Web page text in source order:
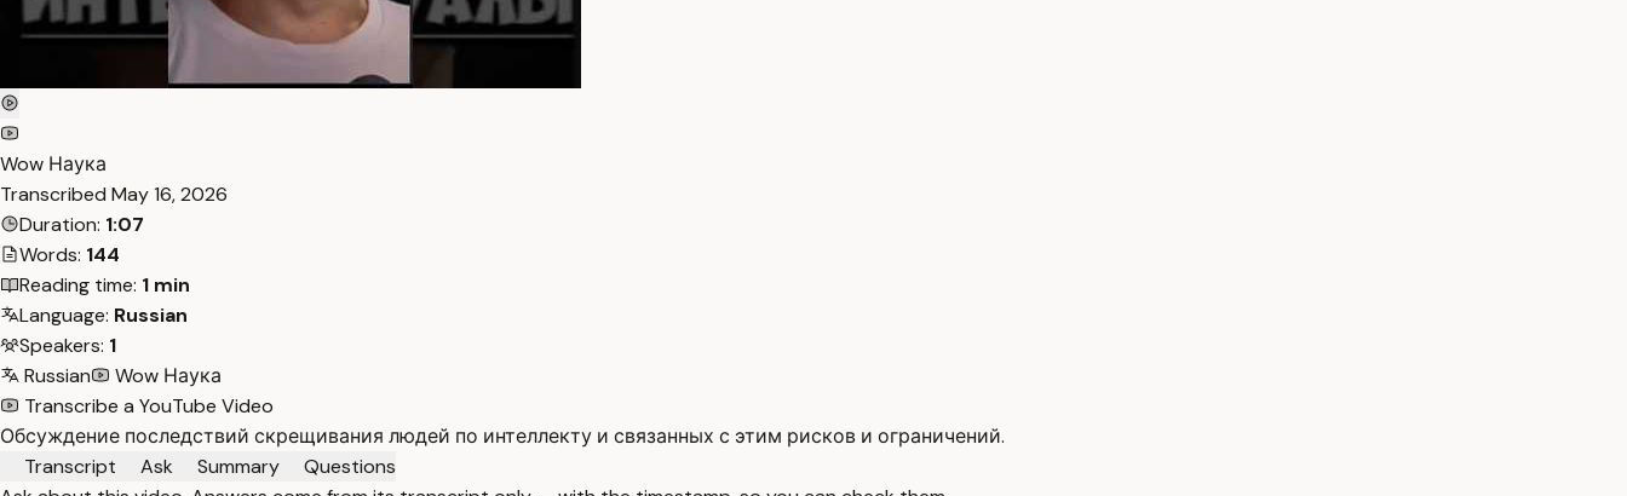
Wow Наука
Transcribed May 16, 2026
Duration: 1:07
Words: 144
Reading time: 1 min
Language: Russian
Speakers: 1
Russian
Wow Наука
Transcribe a YouTube Video
Обсуждение последствий скрещивания людей по интеллекту и связанных с этим рисков и ограничений.
Transcript
Ask Summary
Questions